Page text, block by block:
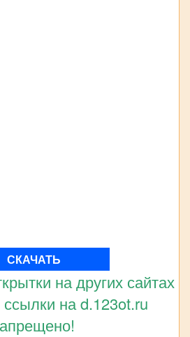
СКАЧАТЬ
на других сайтах
на d.123ot.ru